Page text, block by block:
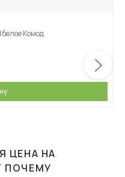
Комод
ЦЕНА НА
ПОЧЕМУ